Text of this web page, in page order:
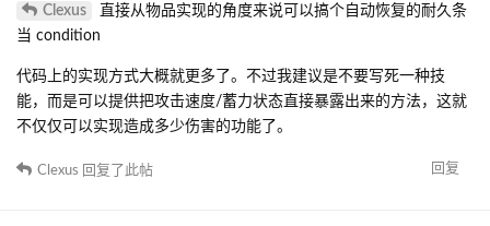
Clexus
直接从物品实现的角度来说可以搞个自动恢复的耐久条
当 condition
代码上的实现方式大概就更多了。不过我建议是不要写死一种技
能，而是可以提供把攻击速度/蓄力状态直接暴露出来的方法，这就
不仅仅可以实现造成多少伤害的功能了。
回复
Clexus 回复了此帖